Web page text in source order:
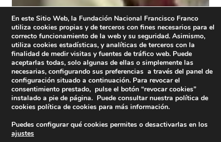
En este Sitio Web, la Fundación Nacional Francisco Franco
utiliza cookies propias y de terceros con fines necesarios para el
correcto funcionamiento de la web y su seguridad. Asimismo,
utiliza cookies estadísticas, y analíticas de terceros con la
finalidad de medir visitas y fuentes de tráfico web. Puede
aceptarlas todas, solo algunas de ellas o simplemente las
necesarias, configurando sus preferencias a través del panel de
configuración situado a continuación. Para revocar el
consentimiento prestado, pulse el botón “revocar cookies”
instalado a pie de página. Puede consultar nuestra política de
cookies política de cookies para más información.
Puedes configurar qué cookies permites o desactivarlas en los
ajustes